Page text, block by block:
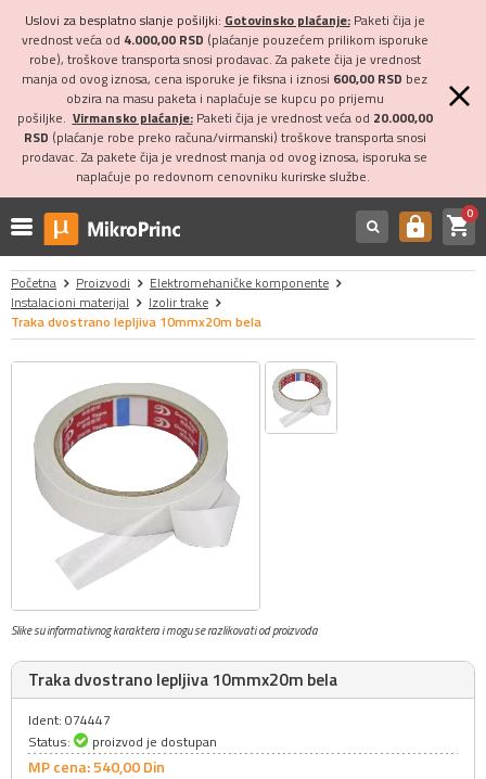
Uslovi za besplatno slanje pošiljki: Gotovinsko plaćanje:Paketi čija je
vrednost veća od 4.000,00 RSD (plaćanje pouzećem prilikom isporuke
robe), troškove transporta snosi prodavac. Za pakete čija je vrednost
manja od ovog iznosa, cena isporuke je fiksna i iznosi 600,00 RSD bez
obzira na masu paketa i naplaćuje se kupcu po prijemu
pošiljke. Virmansko plaćanje:Paketi čija je vrednost veća od 20.000,00
RSD (plaćanje robe preko računa/virmanski) troškove transporta snosi
prodavac. Za pakete čija je vrednost manja od ovog iznosa, isporuka se
naplaćuje po redovnom cenovniku kurirske službe.
https shopping_cart0
Početna Proizvodi
Elektromehaničke komponente
Instalacioni materijal
Izolir trake
Traka dvostrano lepljiva 10mmx20m bela
Slike su informativnog karaktera i mogu se razlikovati od proizvoda
Traka dvostrano lepljiva 10mmx20m bela
Ident: 074447
Status:
proizvod je dostupan
MP cena: 540,00Din